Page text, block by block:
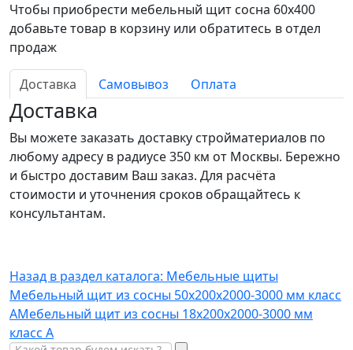
Чтобы приобрести мебельный щит сосна 60х400
добавьте товар в корзину или обратитесь в отдел
продаж
Доставка Самовывоз Оплата
Доставка
Вы можете заказать доставку стройматериалов по
любому адресу в радиусе 350 км от Москвы. Бережно
и быстро доставим Ваш заказ. Для расчёта
стоимости и уточнения сроков обращайтесь к
консультантам.
Назад в раздел каталога: Мебельные щиты
Мебельный щит из сосны 50х200х2000-3000 мм класс
АМебельный щит из сосны 18х200х2000-3000 мм
класс А